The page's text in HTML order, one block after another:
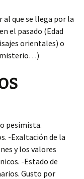
al que se llega por la
el pasado (Edad
orientales) o
misterio…)
pesimista.
-Exaltación de la
y los valores
-Estado de
Gusto por